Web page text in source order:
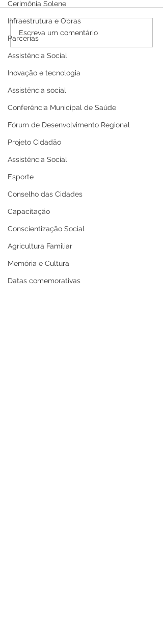
Cerimônia Solene
Infraestrutura e Obras
Parcerias
Assistência Social
Inovação e tecnologia
Assistência social
Conferência Municipal de Saúde
Fórum de Desenvolvimento Regional
Projeto Cidadão
Assistência Social
Esporte
Conselho das Cidades
Capacitação
Conscientização Social
Agricultura Familiar
Memória e Cultura
Datas comemorativas
Boletim Covid-19
atualizado, 25 de julho
de 2022
Escreva um comentário